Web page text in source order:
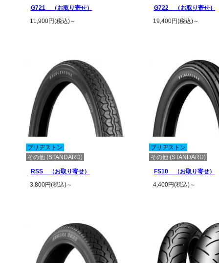
G721 （お取り寄せ）
11,900円(税込)～
G722 （お取り寄せ）
19,400円(税込)～
ブリヂストン
その他 (STANDARD)
RSS （お取り寄せ）
3,800円(税込)～
ブリヂストン
その他 (STANDARD)
FS10 （お取り寄せ）
4,400円(税込)～